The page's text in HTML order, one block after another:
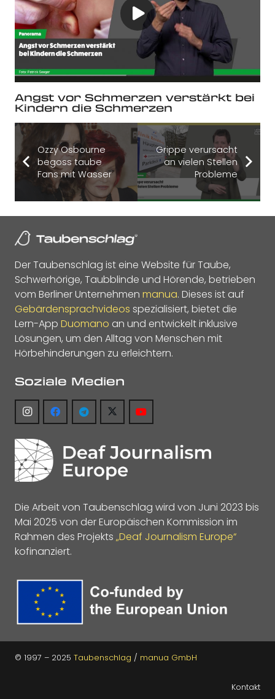
Angst vor Schmerzen verstärkt bei
Kindern die Schmerzen
Ozzy Osbourne
begoss taube
Fans mit Wasser
Grippe verursacht
an vielen Stellen
Probleme
Der Taubenschlag ist eine Website für Taube,
Schwerhörige, Taubblinde und Hörende, betrieben
vom Berliner Unternehmen manua. Dieses ist auf
Gebärdensprachvideos spezialisiert, bietet die
Lern-App Duomano an und entwickelt inklusive
Lösungen, um den Alltag von Menschen mit
Hörbehinderungen zu erleichtern.
Soziale Medien
Die Arbeit von Taubenschlag wird von Juni 2023 bis
Mai 2025 von der Europäischen Kommission im
Rahmen des Projekts „Deaf Journalism Europe“
kofinanziert.
© 1997 – 2025 Taubenschlag / manua GmbH
Kontakt